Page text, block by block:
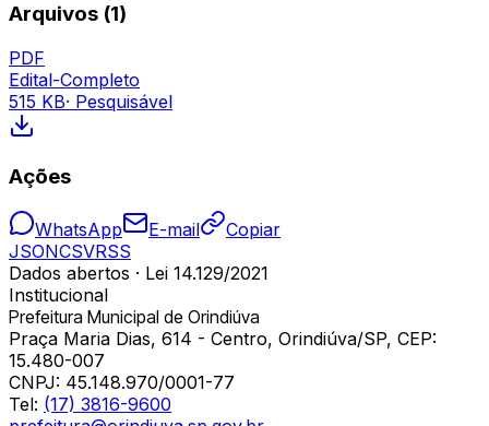
Arquivos (1)
PDF
Edital-Completo
515 KB· Pesquisável
Ações
WhatsApp E-mail
Copiar
JSONCSVRSS
Dados abertos · Lei 14.129/2021
Institucional
Prefeitura Municipal de Orindiúva
Praça Maria Dias, 614 - Centro, Orindiúva/SP, CEP:
15.480-007
CNPJ: 45.148.970/0001-77
Tel: (17) 3816-9600